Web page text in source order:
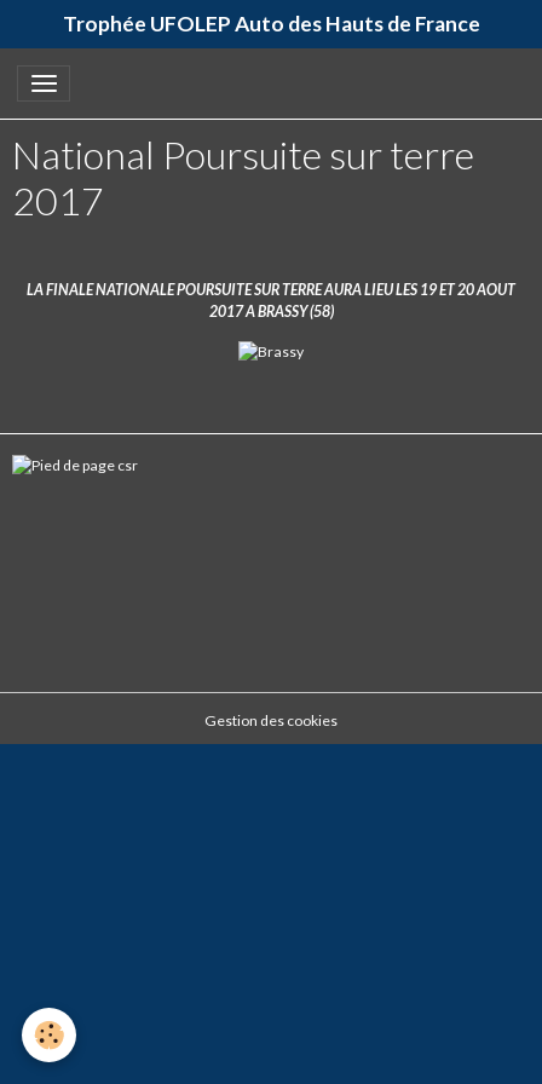
Trophée UFOLEP Auto des Hauts de France
National Poursuite sur terre
2017
LA FINALE NATIONALE POURSUITE SUR TERRE AURA LIEU LES 19 ET 20 AOUT
2017 A BRASSY (58)
Gestion des cookies